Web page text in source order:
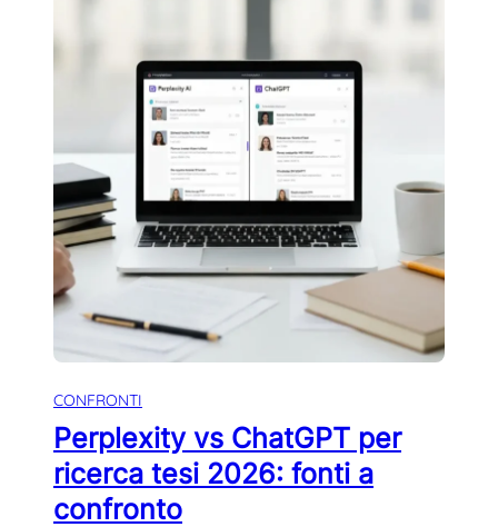
CONFRONTI
Perplexity vs ChatGPT per
ricerca tesi 2026: fonti a
confronto